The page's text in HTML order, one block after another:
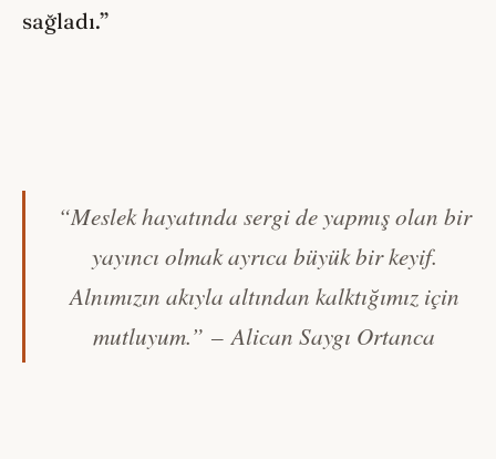
sağladı.”
“Meslek hayatında sergi de yapmış olan bir
yayıncı olmak ayrıca büyük bir keyif.
Alnımızın akıyla altından kalktığımız için
mutluyum.”– Alican Saygı Ortanca